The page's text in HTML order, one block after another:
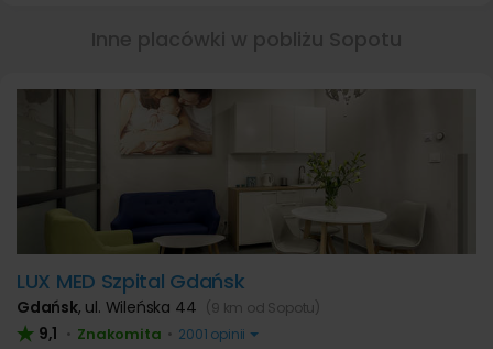
LUX MED Szpital Gdańsk
Gdańsk, ul. Wileńska 44 (9 km od Sopotu)
9,1 • Znakomita • 2001 opinii